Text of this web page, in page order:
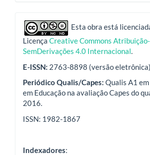
indexadores
Esta obra está
Licença Creative Commons
SemDerivações 4.0 Internacional.
E-ISSN: 2763-8898 (versão eletrônica)
Periódico Qualis/Capes: Qualis A1 em
em Educação na avaliação Capes do
2016.
ISSN: 1982-1867
Indexadores: